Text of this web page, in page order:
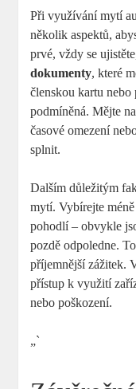
Při využívání mytí
několik aspektů,
prvé, vždy se
dokumenty, které
členskou kartu
​podmíněná. Mějte
časové‌ omezení
splnit.
Dalším důležitým
mytí. ⁢Vybírejte
pohodlí – obvykle
pozdě odpoledne.
příjemnější zážitek.
přístup k využití
‌nebo poškození.
„` ⁤